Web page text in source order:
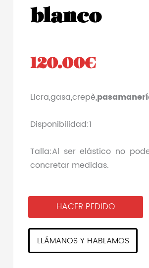
blanco
120.00€
Licra,gasa,crepè,
Disponibilidad:1
Talla:Al ser elástico no
concretar medidas.
HACER PEDIDO
LLÁMANOS Y HABLAMOS